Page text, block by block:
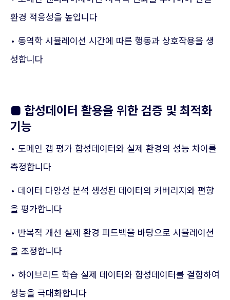
환경 적응성을 높입니다
• 동역학 시뮬레이션 시간에 따른 행동과 상호작용을 생
성합니다
■ 합성데이터 활용을 위한 검증 및 최적화
기능
• 도메인 갭 평가 합성데이터와 실제 환경의 성능 차이를
측정합니다
• 데이터 다양성 분석 생성된 데이터의 커버리지와 편향
을 평가합니다
• 반복적 개선 실제 환경 피드백을 바탕으로 시뮬레이션
을 조정합니다
• 하이브리드 학습 실제 데이터와 합성데이터를 결합하여
성능을 극대화합니다